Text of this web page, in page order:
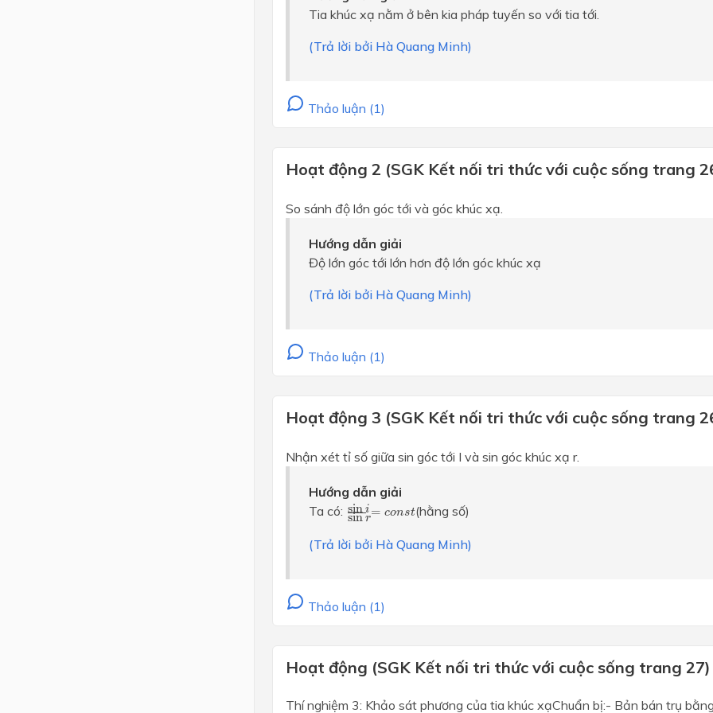
Tia khúc xạ nằm ở bên kia pháp tuyến so với tia tới.
(Trả lời bởi Hà Quang Minh)
Thảo luận (1)
Hoạt động 2 (SGK Kết nối tri thức với cuộc sống trang
So sánh độ lớn góc tới và góc khúc xạ.
Hướng dẫn giải
Độ lớn góc tới lớn hơn độ lớn góc khúc xạ
(Trả lời bởi Hà Quang Minh)
Thảo luận (1)
Hoạt động 3 (SGK Kết nối tri thức với cuộc sống trang
Nhận xét tỉ số giữa sin góc tới I và sin góc khúc xạ r.
Hướng dẫn giải
Ta có: sin i
sin r= const
sin sin r= st
(hằng số)
(Trả lời bởi Hà Quang Minh)
Thảo luận (1)
Hoạt động (SGK Kết nối tri thức với cuộc sống trang 27)
Thí nghiệm 3: Khảo sát phương của tia khúc xạChuẩn bị:- Bản bán trụ